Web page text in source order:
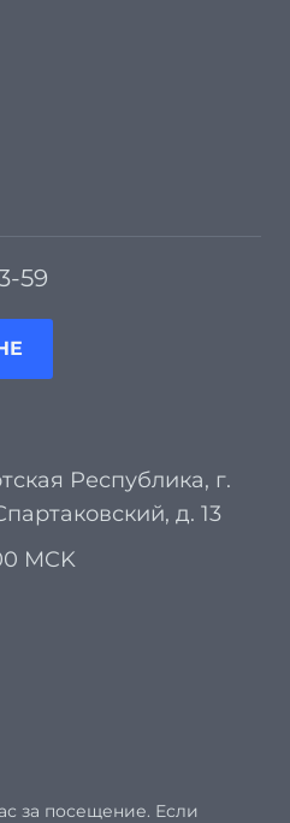
59
Республика, г.
д. 13
MCK
за посещение. Если